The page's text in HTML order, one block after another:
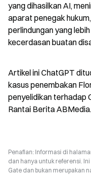
yang dihasilkan AI,
aparat penegak
perlindungan yang
kecerdasan buatan
Artikel ini ChatGPT
kasus penembakan
penyelidikan terhadap
Rantai Berita ABMedia.
Penafian: Informasi di
dan hanya untuk referensi.
Gate dan bukan merupakan